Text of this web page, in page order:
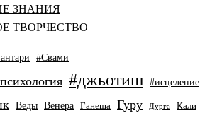
ЗНАНИЯ
ТВОРЧЕСТВО
#Свами
#джьотиш #исцеление
Веды Венера Ганеша Гуру Дурга
Кали